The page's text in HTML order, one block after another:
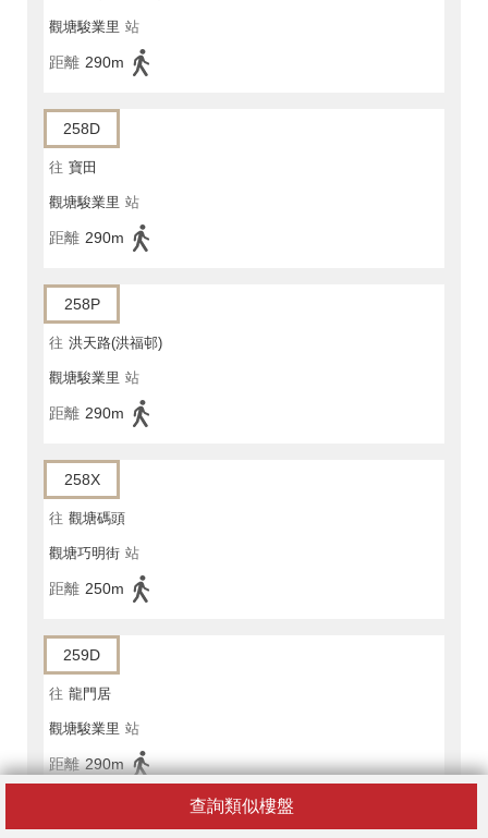
查詢類似樓盤
觀塘駿業里 站
距離 290m
258D
往 寶田
觀塘駿業里 站
距離 290m
258P
往 洪天路(洪福邨)
觀塘駿業里 站
距離 290m
258X
往 觀塘碼頭
觀塘巧明街 站
距離 250m
259D
往 龍門居
觀塘駿業里 站
距離 290m
259D